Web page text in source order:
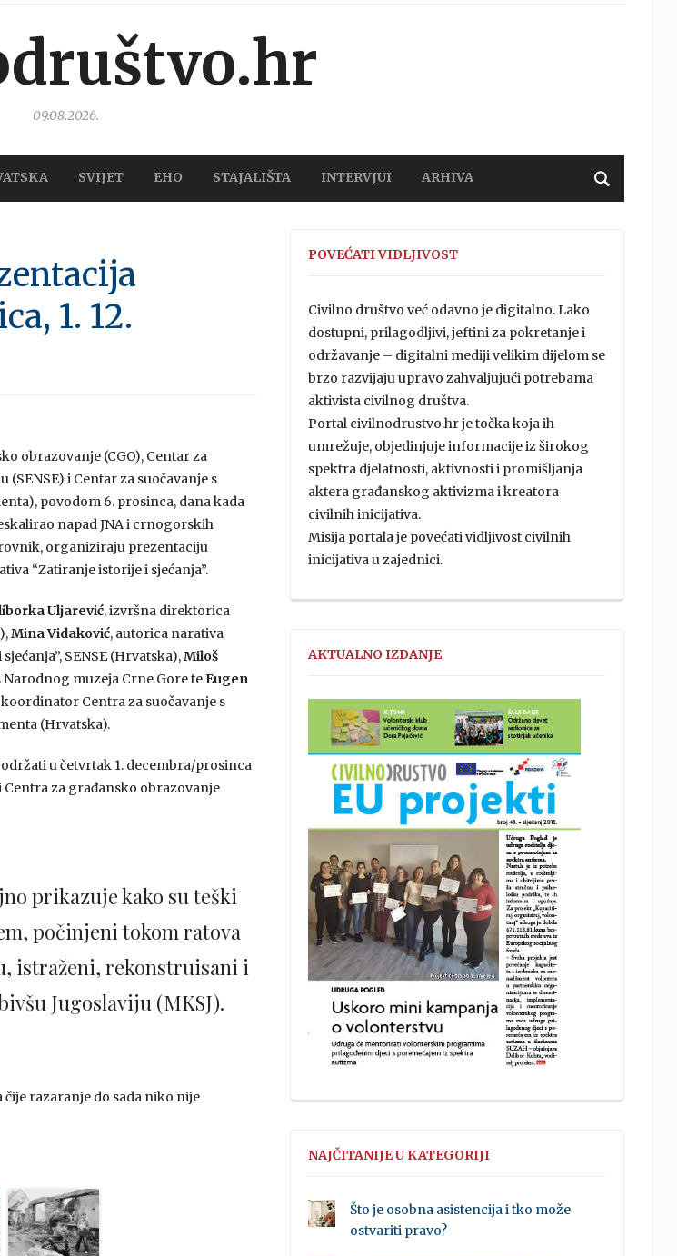
09.08.2026.
SVIJET EHO STAJALIŠTA INTERVJUI ARHIVA
1. 12.
obrazovanje (CGO), Centar za
i Centar za suočavanje s
povodom 6. prosinca, dana kada
napad JNA i crnogorskih
organiziraju prezentaciju
“Zatiranje istorije i sjećanja”.
Uljarević, izvršna direktorica
Mina Vidaković, autorica narativa
SENSE (Hrvatska),Miloš
Narodnog muzeja Crne Gore te Eugen
Centra za suočavanje s
(Hrvatska).
u četvrtak 1. decembra/prosinca
Centra za građansko obrazovanje
prikazuje kako su teški
počinjeni tokom ratova
istraženi, rekonstruisani i
Jugoslaviju (MKSJ).
razaranje do sada niko nije
POVEĆATI VIDLJIVOST
Civilno društvo već odavno je digitalno. Lako
dostupni, prilagodljivi, jeftini za pokretanje i
održavanje – digitalni mediji velikim dijelom se
brzo razvijaju upravo zahvaljujući potrebama
aktivista civilnog društva.
Portal civilnodrustvo.hr je točka koja ih
umrežuje, objedinjuje informacije iz širokog
spektra djelatnosti, aktivnosti i promišljanja
aktera građanskog aktivizma i kreatora
civilnih inicijativa.
Misija portala je povećati vidljivost civilnih
inicijativa u zajednici.
AKTUALNO IZDANJE
NAJČITANIJE U KATEGORIJI
Što je osobna asistencija i tko može
ostvariti pravo?